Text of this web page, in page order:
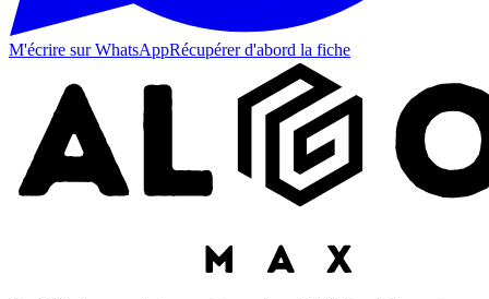
M'écrire sur WhatsAppRécupérer d'abord la fiche